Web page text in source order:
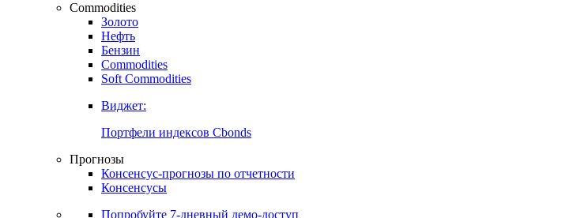
Commodities
Золото
Нефть
Бензин
Commodities
Soft Commodities
Виджет:
Портфели индексов Cbonds
Прогнозы
Консенсус-прогнозы по отчетности
Консенсусы
Попробуйте 7-дневный демо-доступ